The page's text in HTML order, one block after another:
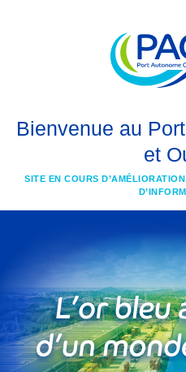
Bienvenue au
et
SITE EN COURS